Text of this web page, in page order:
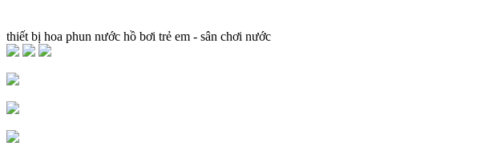
thiết bị hoa phun nước hồ bơi trẻ em - sân chơi nước